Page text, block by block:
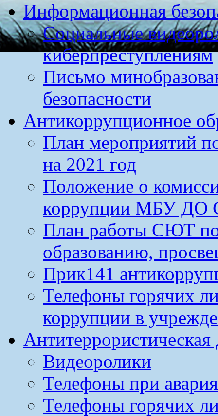
Информационная
Социальные
киберпреступлениям
Письмо
безопасности
Антикоррупционное
План мероприятий
на 2021 год
Положение о
коррупции МБУ ДО
План работы СЮТ
образованию,
Прик141
Телефоны горячих
коррупции в
Антитеррористическая
Видеоролики
Телефоны при
Телефоны горячих